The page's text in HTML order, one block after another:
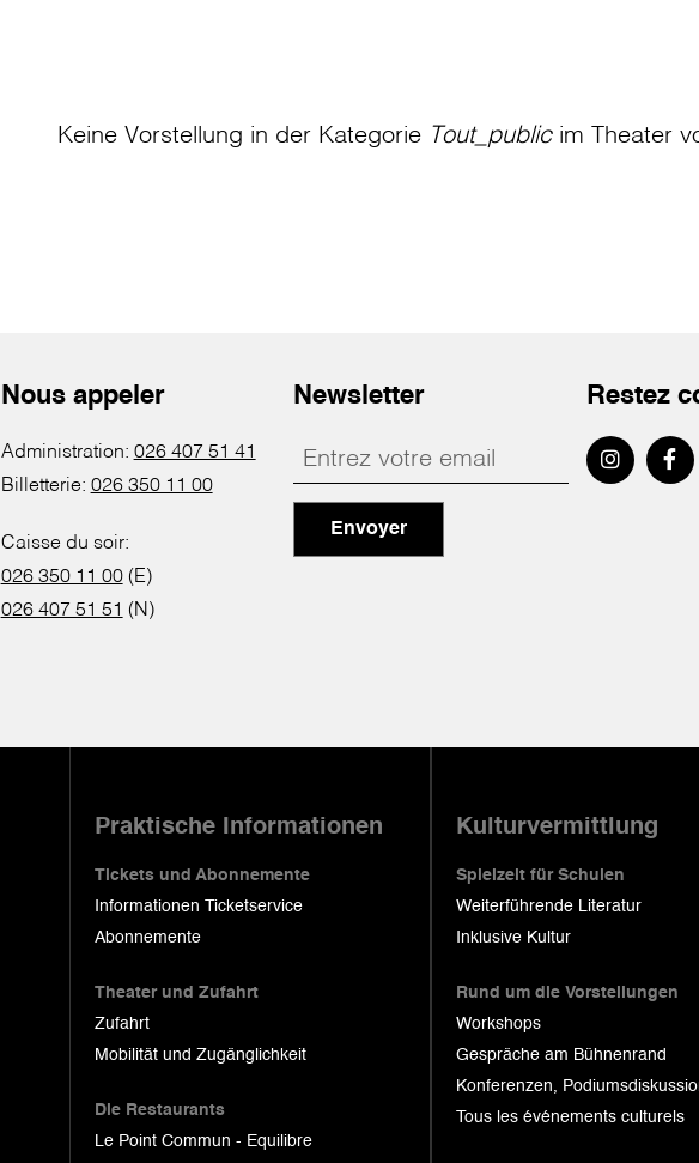
Keine Vorstellung in der Kategorie Tout_publicim Theater
Nous appeler
Administration: 026 407 51 41
Billetterie: 026 350 11 00
Caisse du soir:
026 350 11 00(E)
026 407 51 51 (N)
Newsletter
Envoyer
Restez
Praktische Informationen
Tickets und Abonnemente
Informationen Ticketservice
Abonnemente
Theater und Zufahrt
Zufahrt
Mobilität und Zugänglichkeit
Die Restaurants
Le Point Commun - Equilibre
Kulturvermittlung
Spielzeit für Schulen
Weiterführende Literatur
Inklusive Kultur
Rund um die Vorstellungen
Workshops
Gespräche am Bühnenrand
Konferenzen,
Tous les événements culturels